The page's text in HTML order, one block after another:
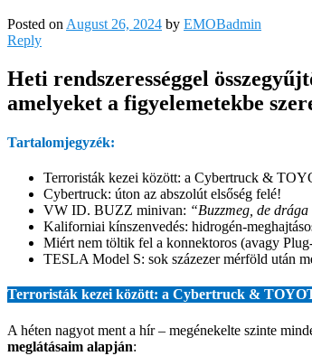
Posted on August 26, 2024 by EMOBadmin
Reply
Heti rendszerességgel
amelyeket a figyelemetekbe
Tartalomjegyzék:
Terroristák kezei között: a Cybertruck &
Cybertruck: úton az abszolút elsőség felé!
VW ID. BUZZ minivan: “Buzzmeg, de
Kaliforniai kínszenvedés: hidrogén-
Miért nem töltik fel a konnektoros (avagy
TESLA Model S: sok százezer mérföld után
Terroristák kezei között: a Cybertruck &
A héten nagyot ment a hír – megénekelte szinte
meglátásaim alapján: